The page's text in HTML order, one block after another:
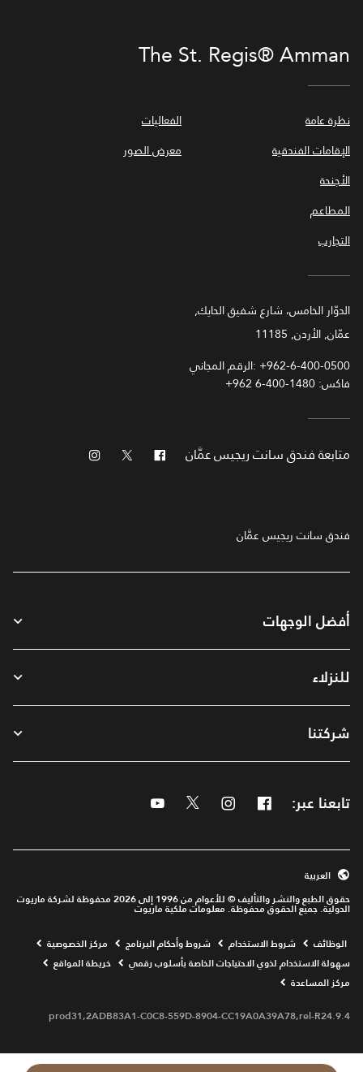
The St. Regis® Amman
نظرة عامة
الإقامات الفندقية
الأجنحة
المطاعم
التجارب
الفعاليات
معرض الصور
الدوّار الخامس، شارع شفيق الحايك,
عمّان, الأردن, 11185
الرقم المجاني: +962-6-400-0500
فاكس:+962 6-400-1480
متابعةفندق سانت ريجيس عمَّان فيس بوكتويتر
فندق سانت ريجيس عمَّان
أفضل الوجهات
للنزلاء
شركتنا
تابعنا عبر: Facebook
Instagram
Twitter
حقوق الطبع والنشر والتأليف © للأعوام من 1996 إلى 2026 محفوظة لشركة ماريوت
الدولية. جميع الحقوق محفوظة. معلومات ملكية ماريوت
العربية
الوظائف Opens a new window
شروط الاستخدام شروط وأحكام البرنامج
مركز الخصوصية
سهولة الاستخدام لذوي الاحتياجات الخاصة بأسلوب رقمي
خريطة المواقع
مركز المساعدة
prod31,2ADB83A1-C0C8-559D-8904-CC19A0A39A78,rel-R24.9.4